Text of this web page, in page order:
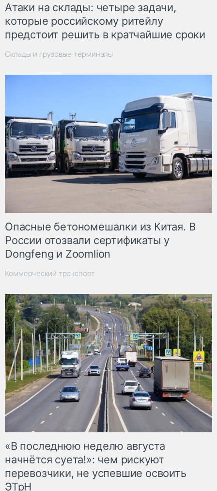
Атаки на склады: четыре задачи,
которые российскому ритейлу
предстоит решить в кратчайшие сроки
Склады и грузовые терминалы
Опасные бетономешалки из Китая. В
России отозвали сертификаты у
Dongfeng и Zoomlion
Коммерческий транспорт
«В последнюю неделю августа
начнётся суета!»: чем рискуют
перевозчики, не успевшие освоить
ЭТрН